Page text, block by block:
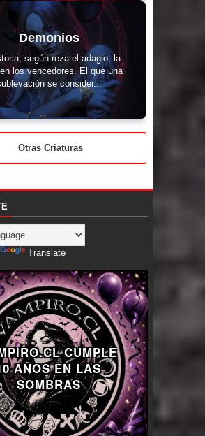
Demonios
según reza el adagio, la
los vencedores. El que una
se consider...
Otras Criaturas
Translate
CUMPLE
AÑOS EN LAS
SOMBRAS